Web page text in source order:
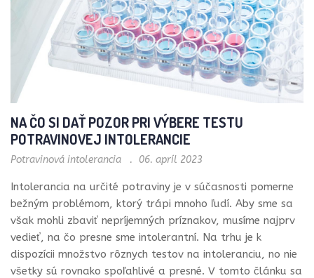
NA ČO SI DAŤ POZOR PRI VÝBERE TESTU
POTRAVINOVEJ INTOLERANCIE
Potravinová intolerancia 06. apríl 2023
Intolerancia na určité potraviny je v súčasnosti pomerne
bežným problémom, ktorý trápi mnoho ľudí. Aby sme sa
však mohli zbaviť nepríjemných príznakov, musíme najprv
vedieť, na čo presne sme intolerantní. Na trhu je k
dispozícii množstvo rôznych testov na intoleranciu, no nie
všetky sú rovnako spoľahlivé a presné. V tomto článku sa